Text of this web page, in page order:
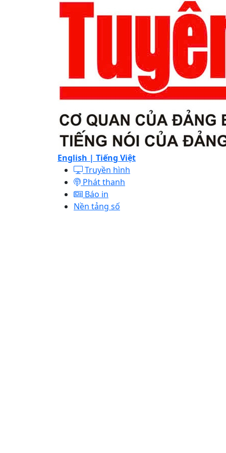
English | Tiếng Việt
Truyền hình
Phát thanh
Báo in
Nền tảng số